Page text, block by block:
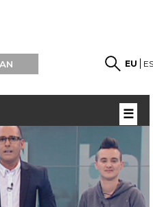
EU
☰